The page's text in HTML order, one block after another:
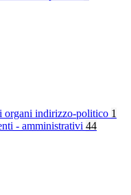
organi indirizzo-politico 1
- amministrativi 44